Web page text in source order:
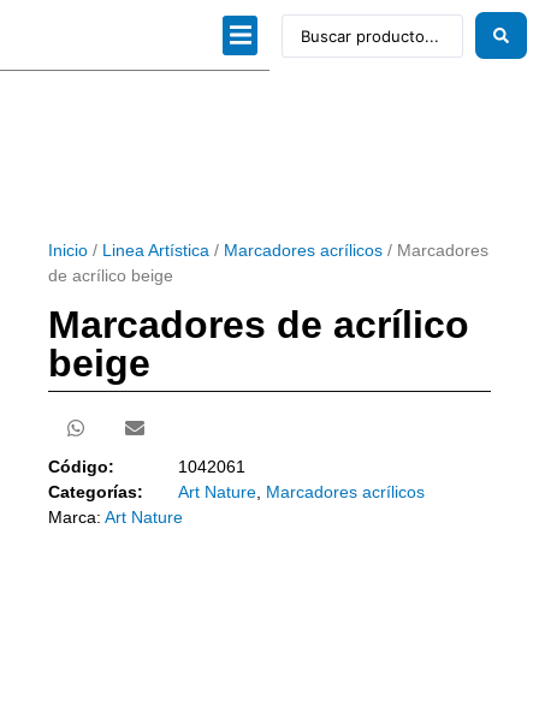
Inicio / Linea Artística / Marcadores acrílicos / Marcadores
de acrílico beige
Marcadores de acrílico
beige
Código:
1042061
Categorías:
Art Nature Marcadores acrílicos
Marca: Art Nature